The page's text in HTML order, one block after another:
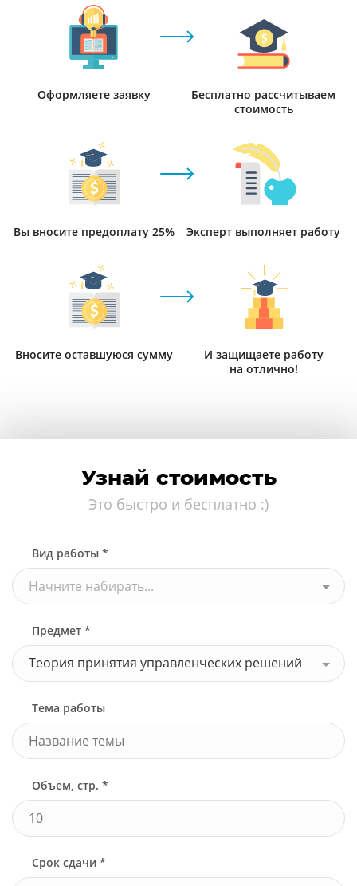
Оформляете заявку
Бесплатно рассчитываем
стоимость
Вы вносите предоплату 25% Эксперт выполняет работу
Вносите оставшуюся сумму
И защищаете работу
на отлично!
Узнай стоимость
Это быстро и бесплатно :)
Вид работы *
Начните набирать...
Предмет *
Теория принятия управленческих решений
Тема работы
Объем, стр. *
Срок сдачи *